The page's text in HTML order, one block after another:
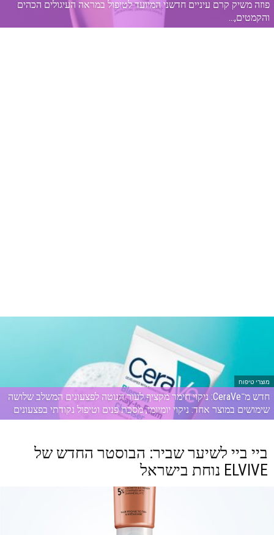
פוזה משיק קרם עיניים חדשני המיועד לטיפול במראה העיגולים הכהים
והקמטים,...
מוצרי טיפוח
חדש מ־CeraVe: ניקוי חימר מקציף לעור הנוטה לפצעונים המשלב שלושה
שימושים במוצר אחד: ניקוי יומיומי, מסכת פנים וטיפול נקודתי בפצעונים
ביי ביי לשיער שביר: הבוסטר החדש של
ELVIVE נוחת בישראל